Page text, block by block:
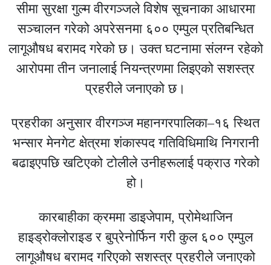
सीमा सुरक्षा गुल्म वीरगञ्जले विशेष सूचनाका आधारमा
सञ्चालन गरेको अपरेसनमा ६०० एम्पुल प्रतिबन्धित
लागूऔषध बरामद गरेको छ। उक्त घटनामा संलग्न रहेको
आरोपमा तीन जनालाई नियन्त्रणमा लिइएको सशस्त्र
प्रहरीले जनाएको छ।
प्रहरीका अनुसार वीरगञ्ज महानगरपालिका–१६ स्थित
भन्सार मेनगेट क्षेत्रमा शंकास्पद गतिविधिमाथि निगरानी
बढाइएपछि खटिएको टोलीले उनीहरूलाई पक्राउ गरेको
हो।
कारबाहीका क्रममा डाइजेपाम, प्रोमेथाजिन
हाइड्रोक्लोराइड र बुप्रेनोर्फिन गरी कुल ६०० एम्पुल
लागूऔषध बरामद गरिएको सशस्त्र प्रहरीले जनाएको